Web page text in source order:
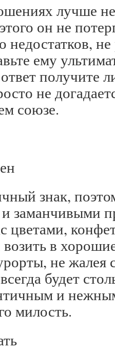
лучше
он не
недостатков,
ему
получите
не
союзе.
знак,
заманчивыми
цветами,
в
не жалея
будет
и
милость.